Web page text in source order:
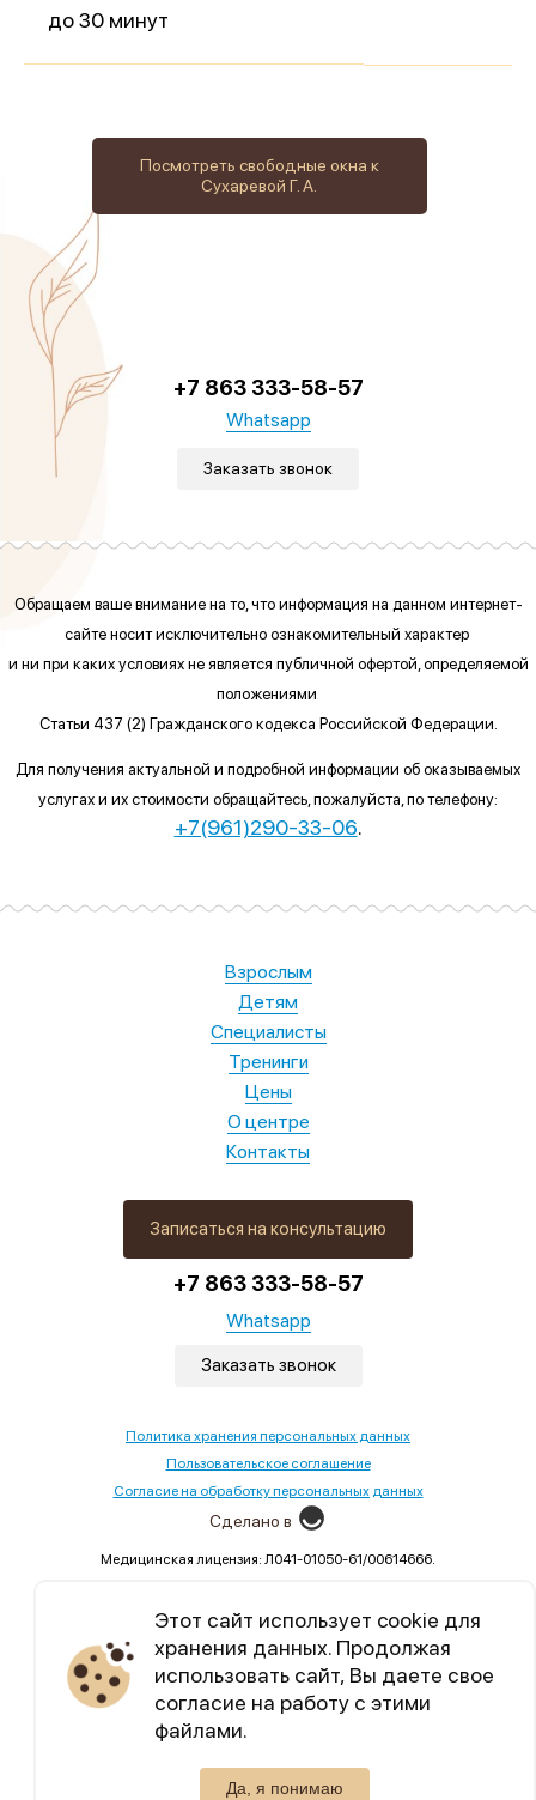
до 30 минут
Посмотреть свободные окна к
Сухаревой Г. А.
+7 863 333-58-57
Whatsapp
Заказать звонок
Обращаем ваше внимание на то, что информация на данном интернет-
сайтеносит исключительно ознакомительный характер
и ни при каких условияхне является публичной офертой, определяемой
положениями
Статьи 437 (2) Гражданского кодекса Российской Федерации.
Для получения актуальной и подробной информации об оказываемых
услугах и их стоимости обращайтесь, пожалуйста, по телефону:
+7(961)290-33-06.
Уникальный контент, бесплатные марафоны по
семейным отношениям.
Записаться на консультацию
+7 863 333-58-57
Whatsapp
Заказать звонок
Взрослым
Детям
Специалисты
Тренинги
Цены
О центре
Контакты
Политика хранения персональных данных
Пользовательское соглашение
Согласие на обработку персональных данных
Сделано в
Медицинская лицензия: Л041-01050-61/00614666.
области,02.09.2022
Этот сайт использует cookie для
хранения данных. Продолжая
использовать сайт, Вы даете свое
согласие на работу с этими
файлами.
Да, я понимаю